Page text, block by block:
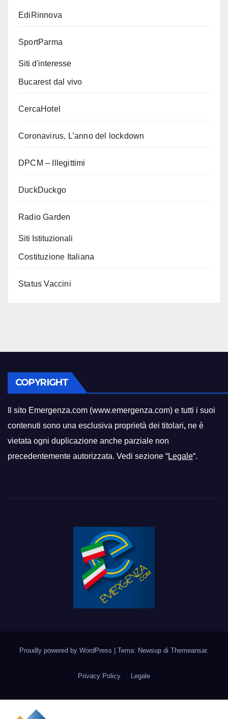
EdiRinnova
SportParma
Siti d'interesse
Bucarest dal vivo
CercaHotel
Coronavirus, L’anno del lockdown
DPCM – Illegittimi
DuckDuckgo
Radio Garden
Siti Istituzionali
Costituzione Italiana
Status Vaccini
COPYRIGHT
Il sito Emergenza.com (www.emergenza.com) e tutti i suoi
contenuti sono una esclusiva proprietà dei titolari, ne è
vietata ogni duplicazione anche parziale non
precedentemente autorizzata. Vedi sezione “Legale“.
Proudly powered by WordPress Tema: Newsup di Themeansar.
Privacy Policy Legale